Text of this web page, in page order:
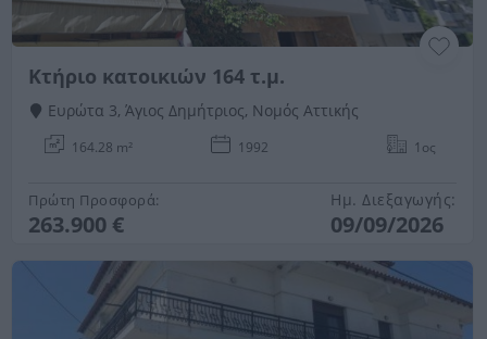
Κτήριο κατοικιών 164 τ.μ.
Ευρώτα 3, Άγιος Δημήτριος, Νομός Αττικής
164.28 m² 1992 1ος
Πρώτη Προσφορά:
263.900 €
Ημ. Διεξαγωγής:
09/09/2026